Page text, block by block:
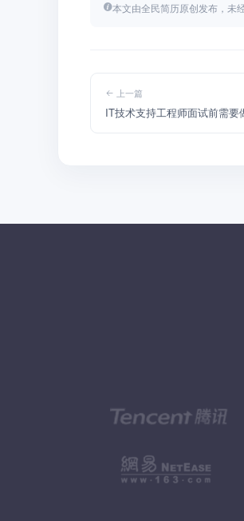
本文由全民简历原创发布，未
上一篇
IT技术支持工程师面试前需要